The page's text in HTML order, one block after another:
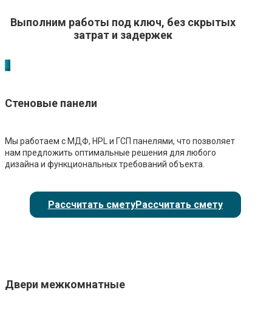
Выполним работы под ключ, без скрытых
затрат и задержек
Стеновые панели
Мы работаем с МДФ, HPL и ГСП панелями, что позволяет
нам предложить оптимальные решения для любого
дизайна и функциональных требований объекта.
Рассчитать сметуРассчитать смету
Двери межкомнатные